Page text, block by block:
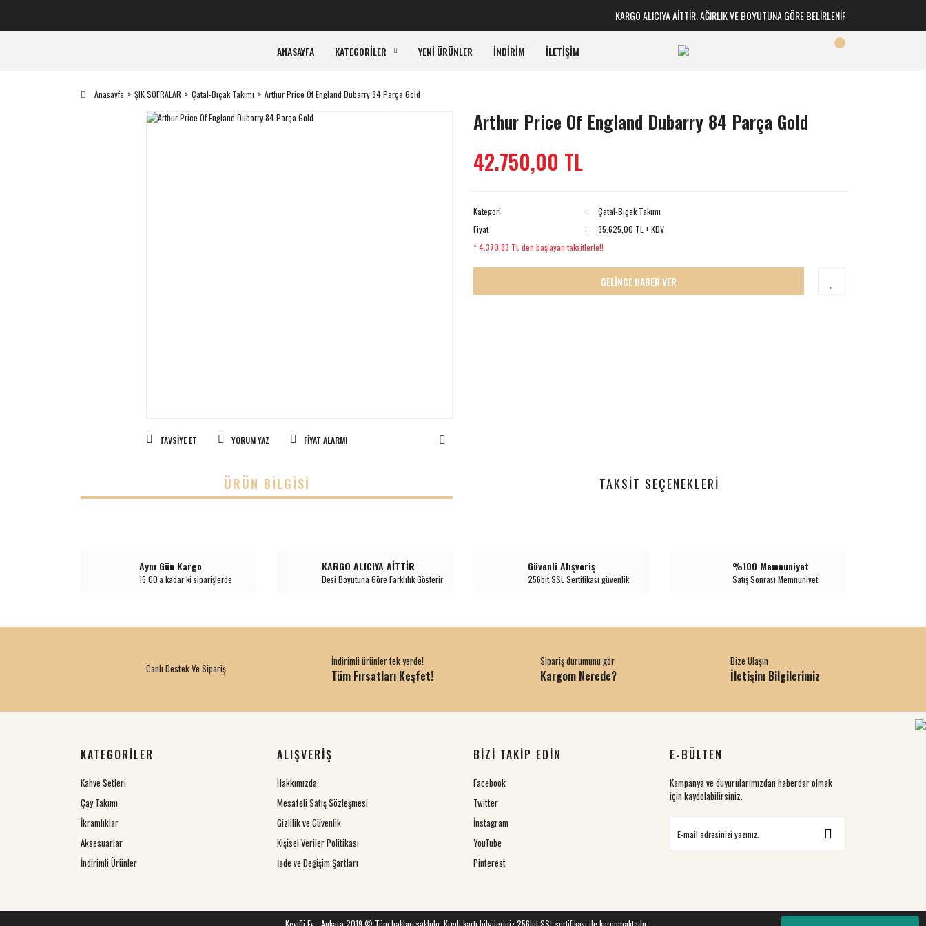
KARGO ALICIYA AİTTİR. AĞIRLIK VE BOYUTUNA GÖRE BELİRLENİR
ANASAYFA KATEGORİLER YENİ ÜRÜNLER İNDİRİM İLETİŞİM
Anasayfa ŞIK SOFRALAR Çatal-Bıçak Takımı Arthur Price Of England Dubarry 84 Parça Gold
TAVSIYE ET YORUM YAZ FIYAT ALARMI
Arthur Price Of England Dubarry 84 Parça Gold
42.750,00 TL
Kategori
Çatal-Bıçak Takımı
Fiyat
35.625,00 TL + KDV
* 4.370,83 TL den başlayan taksitlerle!!
GELİNCE HABER VER
ÜRÜN BILGISI TAKSIT SEÇENEKLERI
Aynı Gün Kargo
16:00'a kadar ki siparişlerde
KARGO ALICIYA AİTTİR
Desi Boyutuna Göre Farklılık Gösterir
Güvenli Alışveriş
256bit SSL Sertifikası güvenlik
%100 Memnuniyet
Satış Sonrası Memnuniyet
Canlı Destek Ve Sipariş
İndirimli ürünler tek yerde!
Tüm Fırsatları Keşfet!
Sipariş durumunu gör
Kargom Nerede?
Bize Ulaşın
İletişim Bilgilerimiz
KATEGORİLER
Kahve Setleri
Çay Takımı
İkramlıklar
Aksesuarlar
İndirimli Ürünler
ALIŞVERİŞ
Hakkımızda
Mesafeli Satış Sözleşmesi
Gizlilik ve Güvenlik
Kişisel Veriler Politikası
İade ve Değişim Şartları
BİZİ TAKİP EDİN
Facebook
Twitter
İnstagram
YouTube
Pinterest
E-BÜLTEN
Kampanya ve duyurularımızdan haberdar olmak
için kaydolabilirsiniz.
Keyifli Ev - Ankara 2019 © Tüm hakları saklıdır. Kredi kartı bilgileriniz 256bit SSL sertifikası ile korunmaktadır.